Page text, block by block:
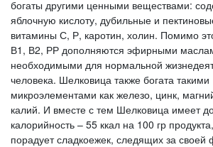
богаты другими ценными веществами:
яблочную кислоту, дубильные и
витамины С, Р, каротин, холин. Помимо
В1, В2, РР дополняются эфирными
необходимыми для нормальной
человека. Шелковица также богата такими
микроэлементами как железо, цинк,
калий. И вместе с тем Шелковица имеет
калорийность – 55 ккал на 100 гр
порадует сладкоежек, следящих за своей